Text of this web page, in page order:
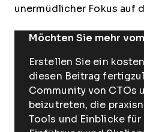
unermüdlicher Fokus auf
Möchten Sie mehr
Erstellen Sie ein
diesen Beitrag
Community von CTOs
beizutreten, die
Tools und Einblicke